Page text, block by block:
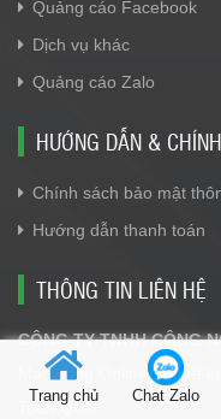
Quảng cáo Facebook
Dịch vụ khác
Quảng cáo Zalo
HƯỚNG DẪN &
Chính sách bảo mật
Hướng dẫn thanh toán
THÔNG TIN LIÊN HỆ
CÔNG TY TNHH CÔNG
Marketing Online - Thiết
Toàn Quốc
Trang chủ Chat Zalo